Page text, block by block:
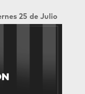
25 de Julio